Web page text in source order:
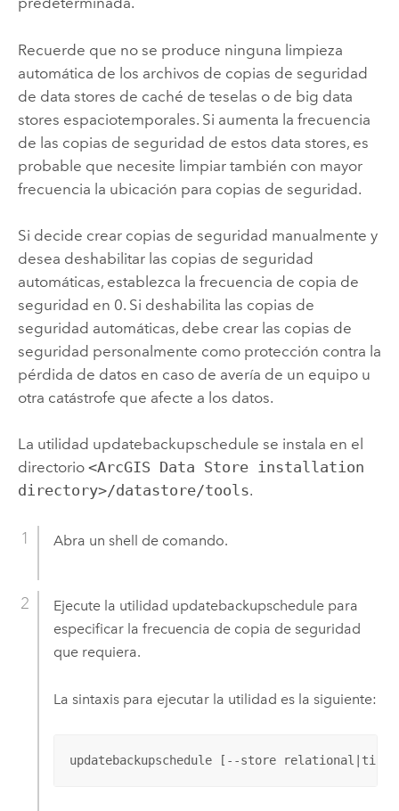
Recuerde que no se produce ninguna limpieza
automática de los archivos de copias de seguridad
de data stores de caché de teselas o de big data
stores espaciotemporales. Si aumenta la frecuencia
de las copias de seguridad de estos data stores, es
probable que necesite limpiar también con mayor
frecuencia la ubicación para copias de seguridad.
Si decide crear copias de seguridad manualmente y
desea deshabilitar las copias de seguridad
automáticas, establezca la frecuencia de copia de
seguridad en 0. Si deshabilita las copias de
seguridad automáticas, debe crear las copias de
seguridad personalmente como protección contra la
pérdida de datos en caso de avería de un equipo u
otra catástrofe que afecte a los datos.
La utilidad updatebackupschedule se instala en el
directorio <ArcGIS Data Store installation
directory>/datastore/tools.
Abra un shell de comando.
Ejecute la utilidad updatebackupschedule para
especificar la frecuencia de copia de seguridad
que requiera.
La sintaxis para ejecutar la utilidad es la siguiente:
updatebackupschedule [--store